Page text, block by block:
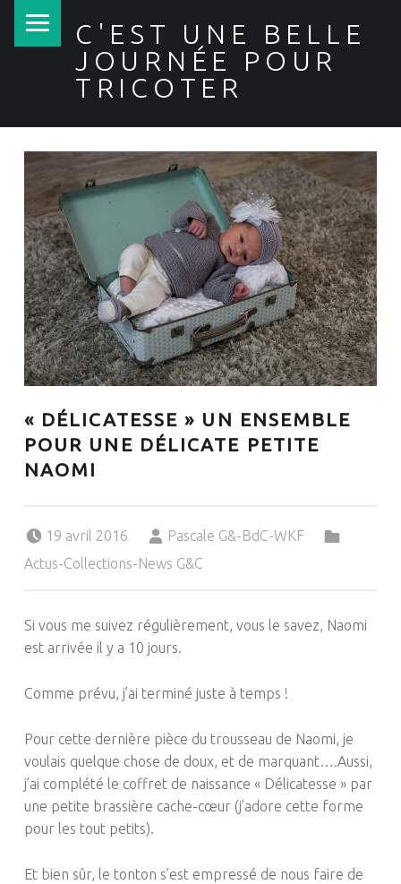
C'EST UNE BELLE
JOURNÉE POUR
TRICOTER
« DÉLICATESSE » UN ENSEMBLE
POUR UNE DÉLICATE PETITE
NAOMI
19 avril 2016
Pascale G&-BdC-WKF
Actus-Collections-News G&C
Si vous me suivez régulièrement, vous le savez, Naomi
est arrivée il y a 10 jours.
Comme prévu, j’ai terminé juste à temps !
Pour cette dernière pièce du trousseau de Naomi, je
voulais quelque chose de doux, et de marquant….Aussi,
j’ai complété le coffret de naissance « Délicatesse » par
une petite brassière cache-cœur (j’adore cette forme
pour les tout petits).
Et bien sûr, le tonton s’est empressé de nous faire de